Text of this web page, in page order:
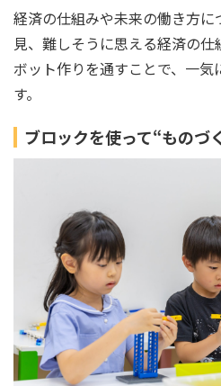
経済の仕組みや未来の働き方
見、難しそうに思える経済の
ボット作りを通すことで、一
す。
ブロックを使って“ものづ